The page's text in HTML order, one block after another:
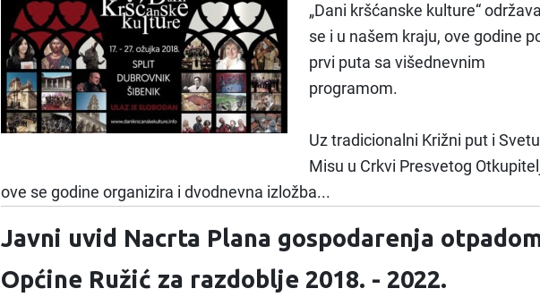
„Dani kršćanske kulture“
se i u našem kraju, ove godine
prvi puta sa višednevnim
programom.
Uz tradicionalni Križni put i Svetu
Misu u Crkvi Presvetog
ove se godine organizira i dvodnevna izložba...
Javni uvid Nacrta Plana gospodarenja
Općine Ružić za razdoblje 2018. - 2022.